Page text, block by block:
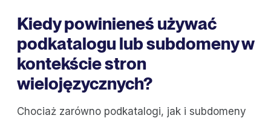
Kiedy powinieneś używać
podkatalogu lub subdomeny w
kontekście stron
wielojęzycznych?
Chociaż zarówno podkatalogi, jak i subdomeny